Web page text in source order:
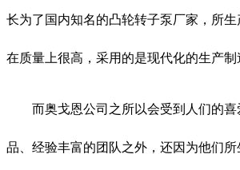
长为了国内知名的凸轮转子泵厂家，所
在质量上很高，采用的是现代化的生产制
而奥戈恩公司之所以会受到人们的喜
品、经验丰富的团队之外，还因为他们